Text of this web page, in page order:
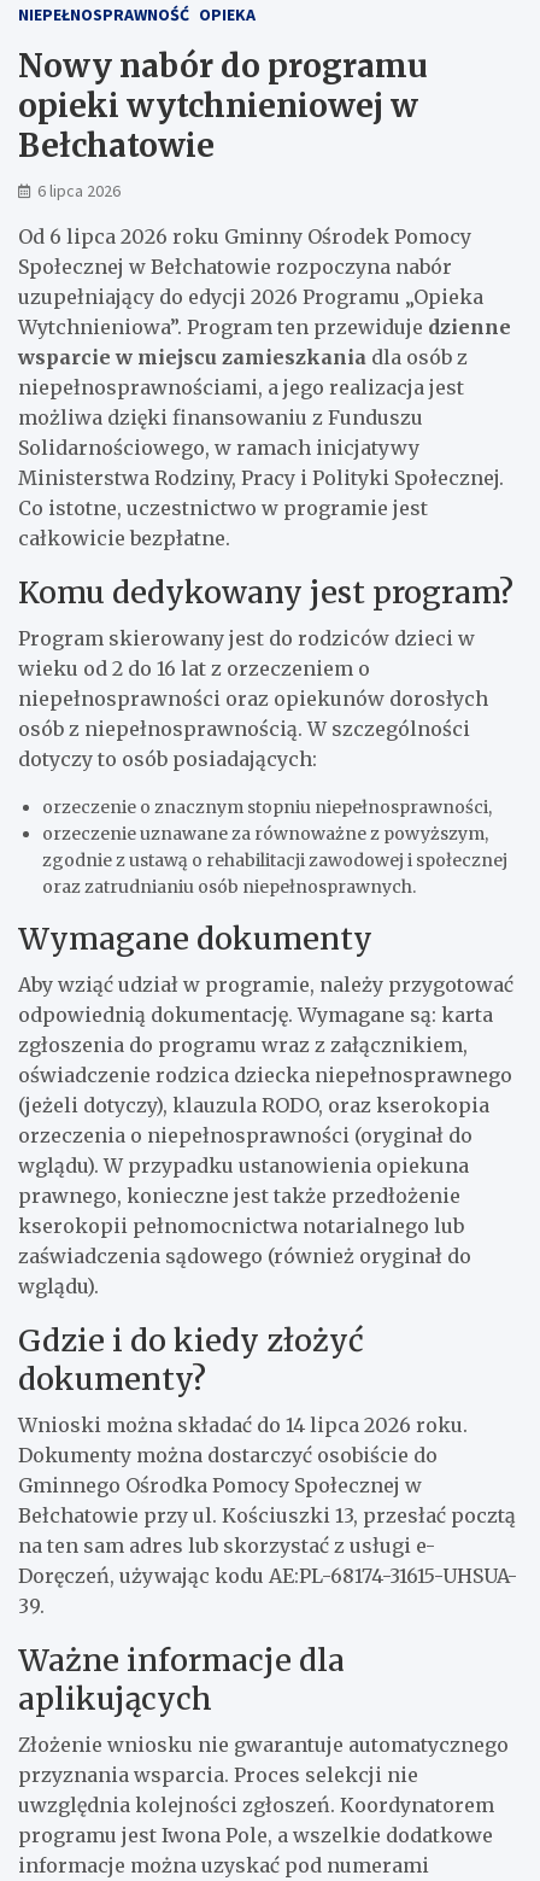
NIEPEŁNOSPRAWNOŚĆ OPIEKA
Nowy nabór do programu
opieki wytchnieniowej w
Bełchatowie
6 lipca 2026
Od 6 lipca 2026 roku Gminny Ośrodek Pomocy
Społecznej w Bełchatowie rozpoczyna nabór
uzupełniający do edycji 2026 Programu „Opieka
Wytchnieniowa”. Program ten przewiduje dzienne
wsparcie w miejscu zamieszkania dla osób z
niepełnosprawnościami, a jego realizacja jest
możliwa dzięki finansowaniu z Funduszu
Solidarnościowego, w ramach inicjatywy
Ministerstwa Rodziny, Pracy i Polityki Społecznej.
Co istotne, uczestnictwo w programie jest
całkowicie bezpłatne.
Komu dedykowany jest program?
Program skierowany jest do rodziców dzieci w
wieku od 2 do 16 lat z orzeczeniem o
niepełnosprawności oraz opiekunów dorosłych
osób z niepełnosprawnością. W szczególności
dotyczy to osób posiadających:
orzeczenie o znacznym stopniu niepełnosprawności,
orzeczenie uznawane za równoważne z powyższym,
zgodnie z ustawą o rehabilitacji zawodowej i społecznej
oraz zatrudnianiu osób niepełnosprawnych.
Wymagane dokumenty
Aby wziąć udział w programie, należy przygotować
odpowiednią dokumentację. Wymagane są: karta
zgłoszenia do programu wraz z załącznikiem,
oświadczenie rodzica dziecka niepełnosprawnego
(jeżeli dotyczy), klauzula RODO, oraz kserokopia
orzeczenia o niepełnosprawności (oryginał do
wglądu). W przypadku ustanowienia opiekuna
prawnego, konieczne jest także przedłożenie
kserokopii pełnomocnictwa notarialnego lub
zaświadczenia sądowego (również oryginał do
wglądu).
Gdzie i do kiedy złożyć
dokumenty?
Wnioski można składać do 14 lipca 2026 roku.
Dokumenty można dostarczyć osobiście do
Gminnego Ośrodka Pomocy Społecznej w
Bełchatowie przy ul. Kościuszki 13, przesłać pocztą
na ten sam adres lub skorzystać z usługi e-
Doręczeń, używając kodu AE:PL-68174-31615-UHSUA-
39.
Ważne informacje dla
aplikujących
Złożenie wniosku nie gwarantuje automatycznego
przyznania wsparcia. Proces selekcji nie
uwzględnia kolejności zgłoszeń. Koordynatorem
programu jest Iwona Pole, a wszelkie dodatkowe
informacje można uzyskać pod numerami